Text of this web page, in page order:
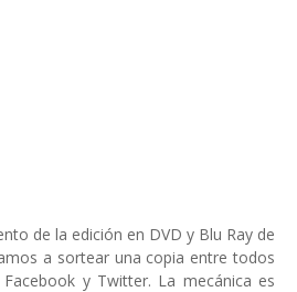
de la edición en DVD y Blu Ray de
a sortear una copia entre todos
y Twitter. La mecánica es